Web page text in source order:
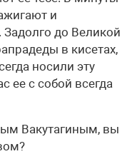
и
Задолго до Великой
в кисетах,
носили эту
ее с собой всегда
Вакутагиным, вы